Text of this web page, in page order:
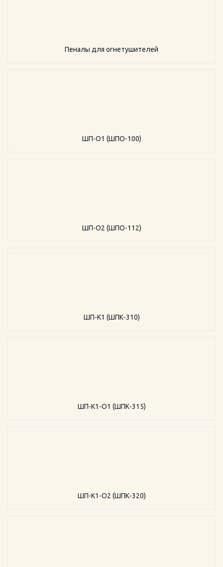
Пеналы для огнетушителей
ШП-О1 (ШПО-100)
ШП-О2 (ШПО-112)
ШП-К1 (ШПК-310)
ШП-К1-О1 (ШПК-315)
ШП-К1-О2 (ШПК-320)